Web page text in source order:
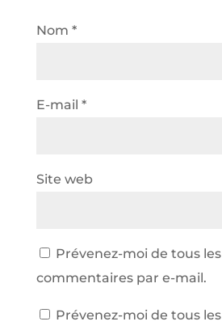
Nom *
E-mail *
Site web
Prévenez-moi de tous
commentaires par e-mail.
Prévenez-moi de tous